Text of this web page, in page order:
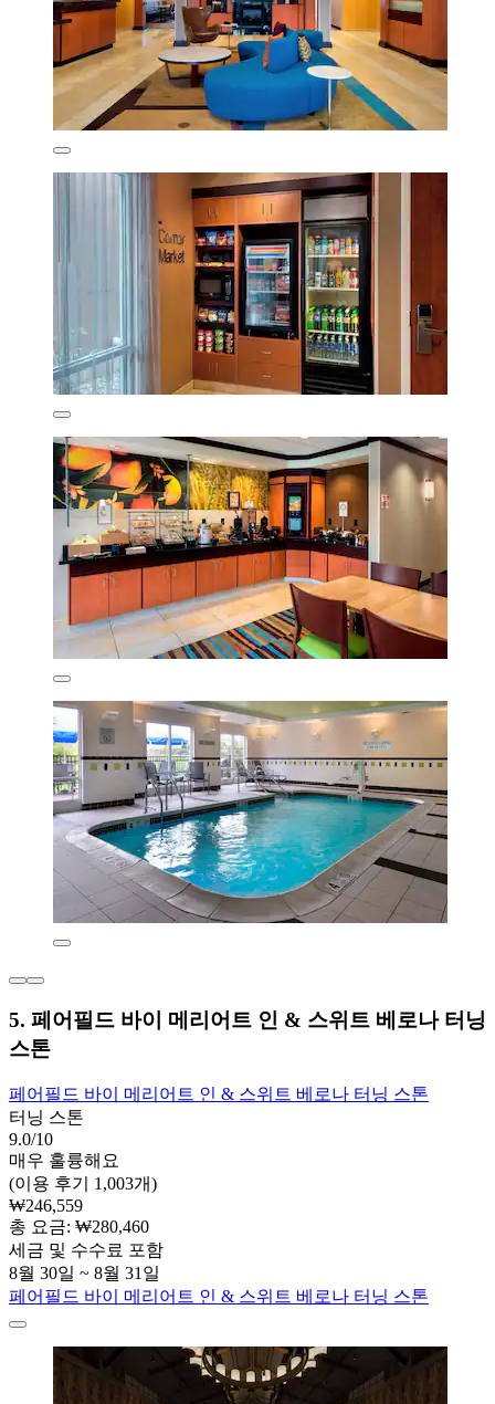
5. 페어필드 바이 메리어트 인 & 스위트 베로나 터닝
스톤
페어필드 바이 메리어트 인 & 스위트 베로나 터닝 스톤
터닝 스톤
9.0/10
매우 훌륭해요
(이용 후기 1,003개)
₩246,559
총 요금: ₩280,460
세금 및 수수료 포함
8월 30일 ~ 8월 31일
페어필드 바이 메리어트 인 & 스위트 베로나 터닝 스톤